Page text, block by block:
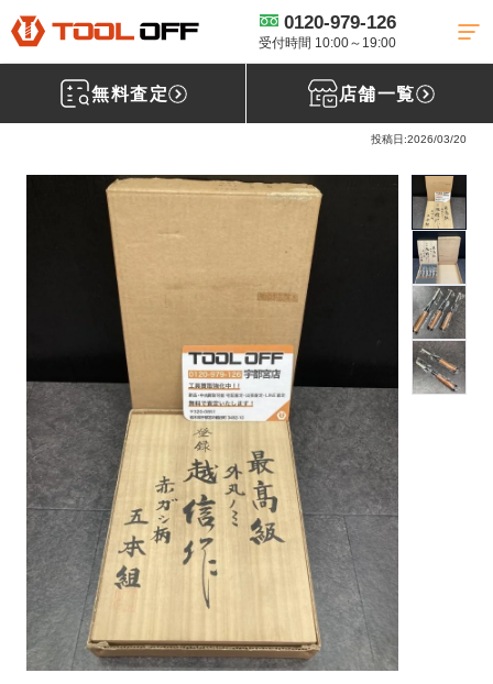
0120-979-126
受付時間 10:00～19:00
無料査定 店舗一覧
工具買取TOP 大工工具買取 鑿買取
【買取実績】外丸ノミ 赤ガシ柄
越信作［栃木県日光市］
外丸ﾉﾐ 赤ｶﾞｼ柄 越信作
投稿日:2026/03/20